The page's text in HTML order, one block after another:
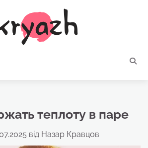
теплоту в паре
від Назар Кравцов